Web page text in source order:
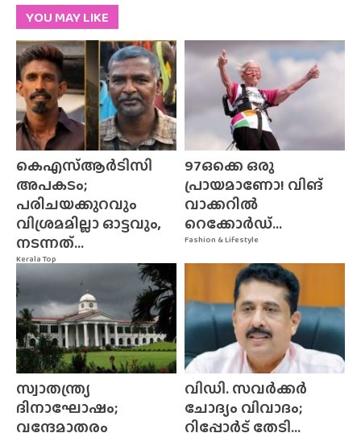
YOU MAY LIKE
Kerala Top
കെഎസ്ആർടിസി
അപകടം;
പരിചയക്കുറവും
വിശ്രമമില്ലാ ഓട്ടവും,
നടന്നത്...
Fashion & Lifestyle
97ഒക്കെ ഒരു
പ്രായമാണോ! വിങ്
വാക്കറിൽ
റെക്കോർഡ്...
സ്വാതന്ത്ര്യ
ദിനാഘോഷം;
വന്ദേമാതരം
വിഡി. സവർക്കർ
ചോദ്യം വിവാദം;
റിപ്പോർട് തേടി...